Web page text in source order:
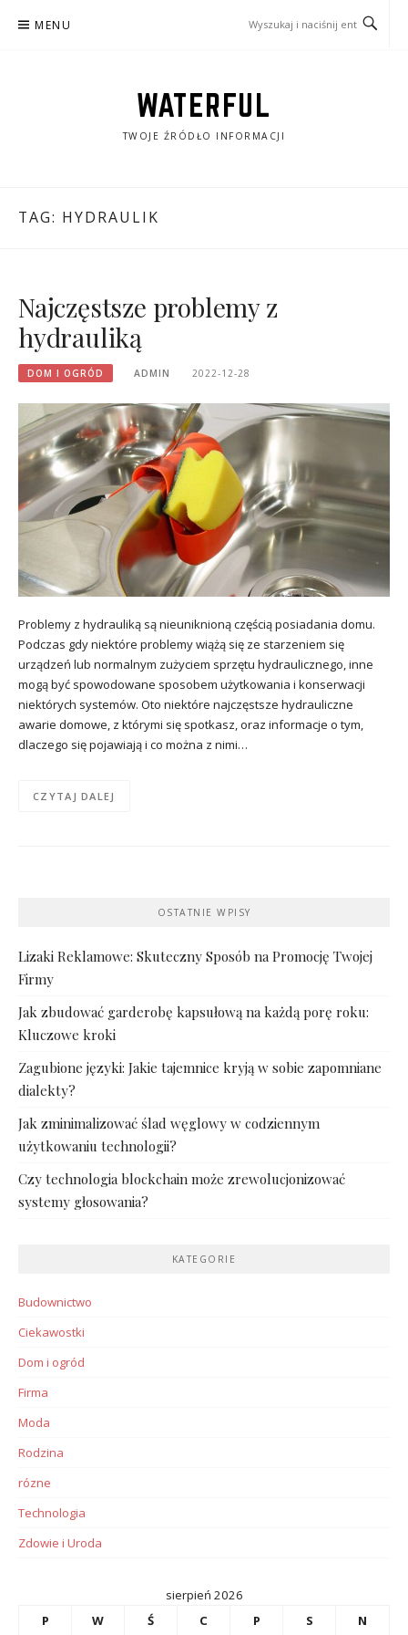
MENU
WATERFUL
TWOJE ŹRÓDŁO INFORMACJI
TAG: HYDRAULIK
Najczęstsze problemy z
hydrauliką
DOM I OGRÓD ADMIN 2022-12-28
Problemy z hydrauliką są nieuniknioną częścią posiadania domu.
Podczas gdy niektóre problemy wiążą się ze starzeniem się
urządzeń lub normalnym zużyciem sprzętu hydraulicznego, inne
mogą być spowodowane sposobem użytkowania i konserwacji
niektórych systemów. Oto niektóre najczęstsze hydrauliczne
awarie domowe, z którymi się spotkasz, oraz informacje o tym,
dlaczego się pojawiają i co można z nimi…
CZYTAJ DALEJ
OSTATNIE WPISY
Lizaki Reklamowe: Skuteczny Sposób na Promocję Twojej
Firmy
Jak zbudować garderobę kapsułową na każdą porę roku:
Kluczowe kroki
Zagubione języki: Jakie tajemnice kryją w sobie zapomniane
dialekty?
Jak zminimalizować ślad węglowy w codziennym
użytkowaniu technologii?
Czy technologia blockchain może zrewolucjonizować
systemy głosowania?
KATEGORIE
Budownictwo
Ciekawostki
Dom i ogród
Firma
Moda
Rodzina
rózne
Technologia
Zdowie i Uroda
sierpień 2026
P
W Ś C P S N